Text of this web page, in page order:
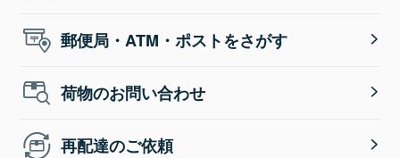
郵便局・ATM・ポストをさがす
荷物のお問い合わせ
再配達のご依頼